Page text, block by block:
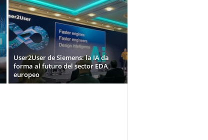
User2User de Siemens: la IA da
forma al futuro del sector EDA
europeo